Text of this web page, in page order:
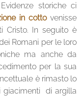
storiche ci
in cottovenisse
Cristo. In seguito è
Romani per le loro
ma anche da
per la sua
è rimasto lo
giacimenti di argilla